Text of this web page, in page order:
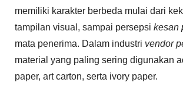
memiliki karakter berbeda mulai dari
tampilan visual, sampai persepsi kesan
mata penerima. Dalam industri vendor
material yang paling sering digunakan
paper, art carton, serta ivory paper.